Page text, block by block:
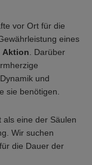
vor Ort für die
eines
Aktion . Darüber
und
sie benötigen.
als eine der Säulen
Wir suchen
die Dauer der